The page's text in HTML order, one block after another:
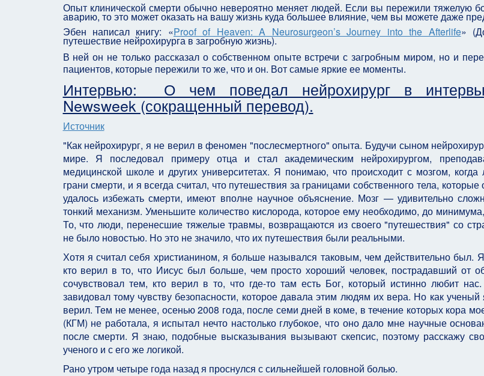
Опыт клинической смерти обычно невероятно меняет людей. Если вы пережили тяжелую
аварию, то это может оказать на вашу жизнь куда большее влияние, чем вы можете даже
Эбен написал книгу: «Proof of Heaven: A Neurosurgeon’s Journey into the Afterlife»
путешествие нейрохирурга в загробную жизнь).
В ней он не только рассказал о собственном опыте встречи с загробным миром, но и
пациентов, которые пережили то же, что и он. Вот самые яркие ее моменты.
Интервью: О чем поведал нейрохирург в
Newsweek (сокращенный перевод).
Источник
"Как нейрохирург, я не верил в феномен "послесмертного" опыта. Будучи сыном
мире. Я последовал примеру отца и стал академическим нейрохирургом,
медицинской школе и других университетах. Я понимаю, что происходит с мозгом,
грани смерти, и я всегда считал, что путешествия за границами собственного тела,
удалось избежать смерти, имеют вполне научное объяснение. Мозг — удивительно
тонкий механизм. Уменьшите количество кислорода, которое ему необходимо, до
То, что люди, перенесшие тяжелые травмы, возвращаются из своего "путешествия" со
не было новостью. Но это не значило, что их путешествия были реальными.
Хотя я считал себя христианином, я больше назывался таковым, чем действительно был.
кто верил в то, что Иисус был больше, чем просто хороший человек, пострадавший от
сочувствовал тем, кто верил в то, что где-то там есть Бог, который истинно любит
завидовал тому чувству безопасности, которое давала этим людям их вера. Но как
верил. Тем не менее, осенью 2008 года, после семи дней в коме, в течение которых кора
(КГМ) не работала, я испытал нечто настолько глубокое, что оно дало мне научные
после смерти. Я знаю, подобные высказывания вызывают скепсис, поэтому расскажу
ученого и с его же логикой.
Рано утром четыре года назад я проснулся с сильнейшей головной болью.